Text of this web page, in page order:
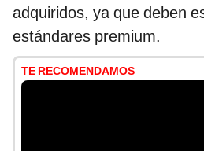
adquiridos, ya que deben
estándares premium.
TE RECOMENDAMOS